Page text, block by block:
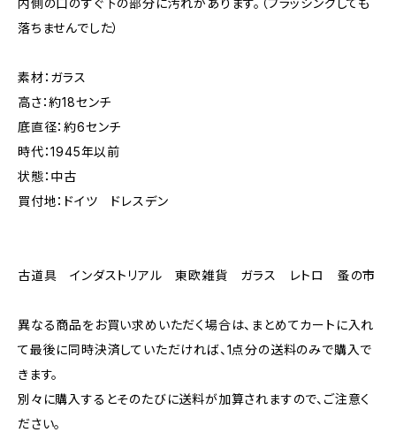
内側の口のすぐ下の部分に汚れがあります。（ブラッシングしても
落ちませんでした）
素材：ガラス
高さ：約18センチ
底直径：約6センチ
時代：1945年以前
状態：中古
買付地：ドイツ ドレスデン
古道具 インダストリアル 東欧雑貨 ガラス レトロ 蚤の市
異なる商品をお買い求めいただく場合は、まとめてカートに入れ
て最後に同時決済していただければ、1点分の送料のみで購入で
きます。
別々に購入するとそのたびに送料が加算されますので、ご注意く
ださい。